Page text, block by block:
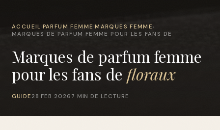
ACCUEIL ›PARFUM FEMME ›MARQUES FEMME ›
MARQUES DE PARFUM FEMME POUR LES FANS DE
Marques de parfum femme
pour les fans de floraux
GUIDE 28 FEB 2026 7 MIN DE LECTURE